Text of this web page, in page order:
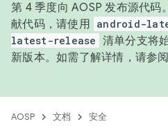
第 4 季度向 AOSP 发布源代码
献代码，请使用 android-
latest-release 清单分支将
新版本。如需了解详情，请参阅
AOSP 文档 安全